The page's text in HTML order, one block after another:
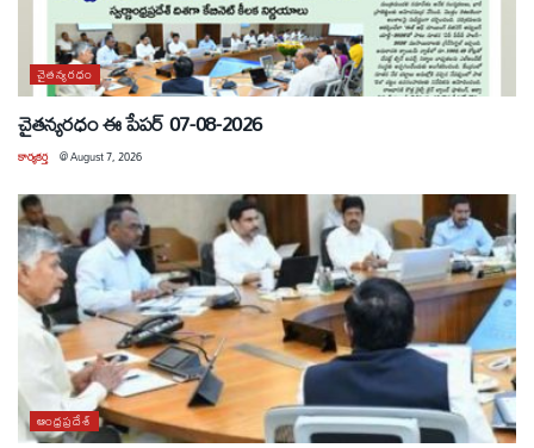
చైతన్యరధం
చైతన్యరధం ఈ పేపర్ 07-08-2026
కార్యకర్త @August 7, 2026
ఆంధ్రప్రదేశ్